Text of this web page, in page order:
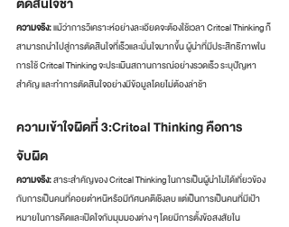
ความจริง: แม้ว่าการวิเคราะห์อย่างละเอียดจะต้องใช้เวลา Critcal Thinking ก็
สามารถนำไปสู่การตัดสินใจที่เร็วและมั่นใจมากขึ้น ผู้นำที่มีประสิทธิภาพใน
การใช้ Critcal Thinking จะประเมินสถานการณ์อย่างรวดเร็ว ระบุปัญหา
สำคัญ และทำการตัดสินใจอย่างมีข้อมูลโดยไม่ต้องล่าช้า
ความเข้าใจผิดที่ 3:Critcal Thinking คือการ
จับผิด
ความจริง: สาระสำคัญของ Critcal Thinking ในการเป็นผู้นำไม่ได้เกี่ยวข้อง
กับการเป็นคนที่คอยตำหนิหรือมีทัศนคติเชิงลบ แต่เป็นการเป็นคนที่มีเป้า
หมายในการคิดและเปิดใจกับมุมมองต่าง ๆ โดยมีการตั้งข้อสงสัยใน